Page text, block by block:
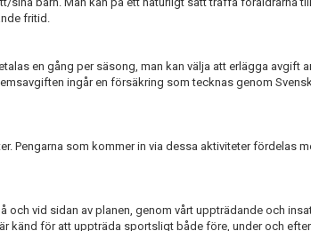
fritid.
en gång per säsong, man kan välja att erlägga avgift
ingår en försäkring som tecknas genom
Pengarna som kommer in via dessa aktiviteter fördelas
och vid sidan av planen, genom vårt uppträdande och
känd för att uppträda sportsligt både före, under och